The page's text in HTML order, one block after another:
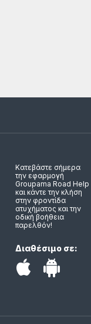
Κατεβάστε σήμερα
την εφαρμογή
Groupama Road Help
και κάντε την κλήση
στην φροντίδα
ατυχήματος και την
οδική βοήθεια
παρελθόν!
Διαθέσιμο σε: